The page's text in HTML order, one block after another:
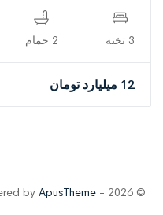
3 تخته 2 حمام
12 میلیارد تومان
© 2026 - Houzing. All Rights Reserved. Powered by
ApusTheme